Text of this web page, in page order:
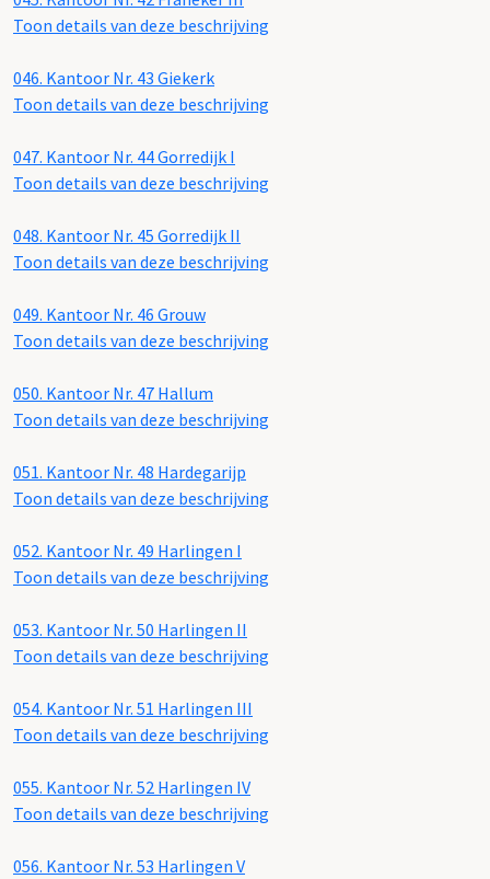
Toon details van deze beschrijving
046. Kantoor Nr. 43 Giekerk
Toon details van deze beschrijving
047. Kantoor Nr. 44 Gorredijk I
Toon details van deze beschrijving
048. Kantoor Nr. 45 Gorredijk II
Toon details van deze beschrijving
049. Kantoor Nr. 46 Grouw
Toon details van deze beschrijving
050. Kantoor Nr. 47 Hallum
Toon details van deze beschrijving
051. Kantoor Nr. 48 Hardegarijp
Toon details van deze beschrijving
052. Kantoor Nr. 49 Harlingen I
Toon details van deze beschrijving
053. Kantoor Nr. 50 Harlingen II
Toon details van deze beschrijving
054. Kantoor Nr. 51 Harlingen III
Toon details van deze beschrijving
055. Kantoor Nr. 52 Harlingen IV
Toon details van deze beschrijving
056. Kantoor Nr. 53 Harlingen V